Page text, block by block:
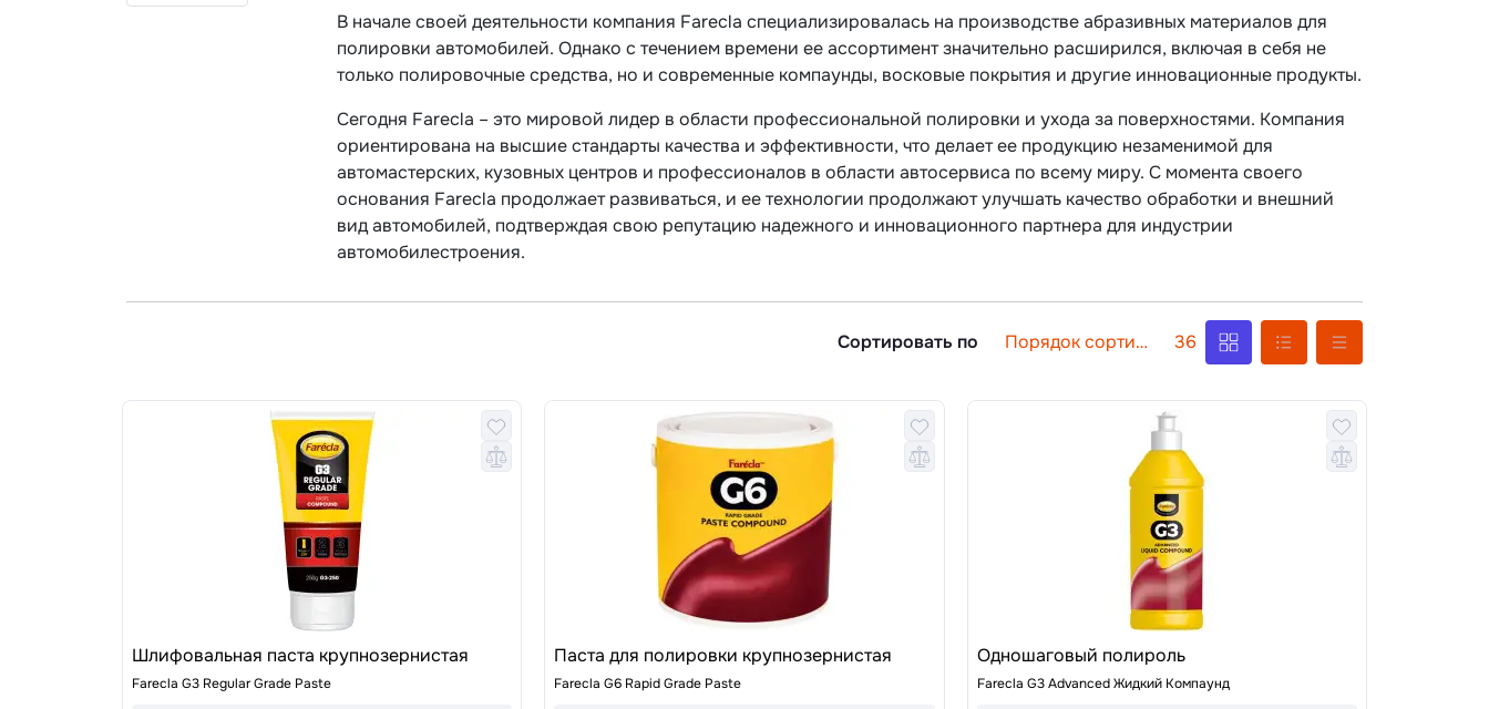
В начале своей деятельности компания Farecla специализировалась на производстве абразивных материалов для
полировки автомобилей. Однако с течением времени ее ассортимент значительно расширился, включая в себя не
только полировочные средства, но и современные компаунды, восковые покрытия и другие инновационные продукты.
Сегодня Farecla – это мировой лидер в области профессиональной полировки и ухода за поверхностями. Компания
ориентирована на высшие стандарты качества и эффективности, что делает ее продукцию незаменимой для
автомастерских, кузовных центров и профессионалов в области автосервиса по всему миру. С момента своего
основания Farecla продолжает развиваться, и ее технологии продолжают улучшать качество обработки и внешний
вид автомобилей, подтверждая свою репутацию надежного и инновационного партнера для индустрии
автомобилестроения.
Сортировать по
Шлифовальная паста крупнозернистая
Farecla G3 Regular Grade Paste
Паста для полировки крупнозернистая
Farecla G6 Rapid Grade Paste
Одношаговый полироль
Farecla G3 Advanced Жидкий Компаунд